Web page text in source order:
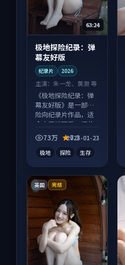
63:24
极地探险纪录：弹
幕友好版
纪录片 2026
主演： 朱一龙、黄渤 等
《极地探险纪录：弹
幕友好版》是一部冒
险向纪录片作品，适
合大屏端观看，细节
更丰富。
73万 7.2
2025-01-23
极地 探险 生存
英国 完结